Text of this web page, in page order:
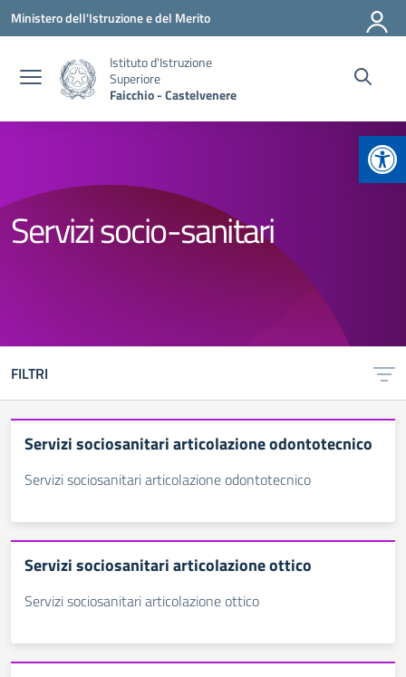
Vai ai contenuti
Vai al menu di navigazione
Vai al footer
Ministero dell'Istruzione e del Merito
Istituto d'Istruzione
Superiore
Faicchio - Castelvenere
Servizi socio-sanitari
FILTRI
Servizi sociosanitari articolazione odontotecnico
Servizi sociosanitari articolazione odontotecnico
Servizi sociosanitari articolazione ottico
Servizi sociosanitari articolazione ottico